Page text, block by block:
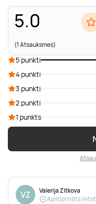
5.0
(1 Atsauksmes)
5 punkti
4 punkti
3 punkti
2 punkti
1 punkts
VZ
Valerija Zitkova
Apstiprināts